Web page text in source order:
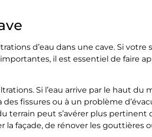
d’eau dans une cave. Si votre
il est essentiel de faire
Si l’eau arrive par le haut du
fissures ou à un problème
terrain peut s’avérer plus pertinent
la façade, de rénover les gouttières